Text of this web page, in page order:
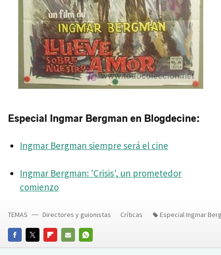
Especial Ingmar Bergman en Blogdecine:
Ingmar Bergman siempre será el cine
Ingmar Bergman: 'Crisis', un prometedor
comienzo
FACEBOOKTWITTERFLIPBOARD
E-
WHATSAPP
TEMAS Directores y guionistas Críticas Especial Ingmar